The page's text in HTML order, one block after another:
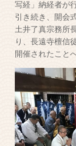
写経」納経者が
引き続き、開会
土井了真宗務所
り、長遠寺檀信
開催されたこと